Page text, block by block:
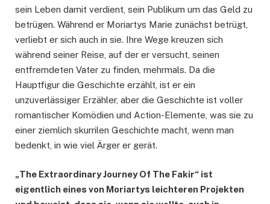
sein Leben damit verdient, sein Publikum um das Geld zu
betrügen. Während er Moriartys Marie zunächst betrügt,
verliebt er sich auch in sie. Ihre Wege kreuzen sich
während seiner Reise, auf der er versucht, seinen
entfremdeten Vater zu finden, mehrmals. Da die
Hauptfigur die Geschichte erzählt, ist er ein
unzuverlässiger Erzähler, aber die Geschichte ist voller
romantischer Komödien und Action-Elemente, was sie zu
einer ziemlich skurrilen Geschichte macht, wenn man
bedenkt, in wie viel Ärger er gerät.
„The Extraordinary Journey Of The Fakir“ ist
eigentlich eines von Moriartys leichteren Projekten